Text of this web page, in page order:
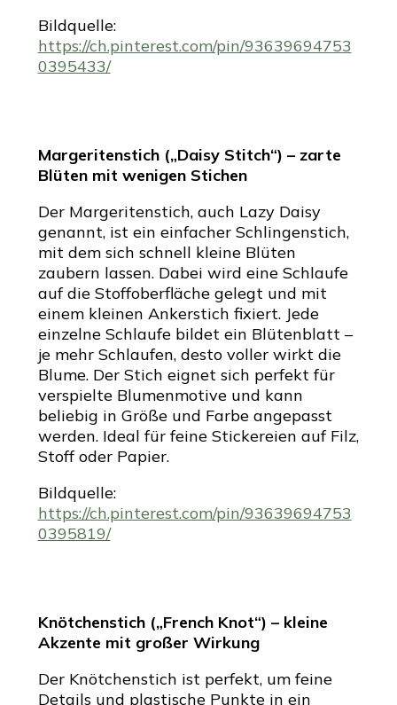
Bildquelle:
https://ch.pinterest.com/pin/93639694753
0395433/
Margeritenstich („Daisy Stitch“) – zarte
Blüten mit wenigen Stichen
Der Margeritenstich, auch Lazy Daisy
genannt, ist ein einfacher Schlingenstich,
mit dem sich schnell kleine Blüten
zaubern lassen. Dabei wird eine Schlaufe
auf die Stoffoberfläche gelegt und mit
einem kleinen Ankerstich fixiert. Jede
einzelne Schlaufe bildet ein Blütenblatt –
je mehr Schlaufen, desto voller wirkt die
Blume. Der Stich eignet sich perfekt für
verspielte Blumenmotive und kann
beliebig in Größe und Farbe angepasst
werden. Ideal für feine Stickereien auf Filz,
Stoff oder Papier.
Bildquelle:
https://ch.pinterest.com/pin/93639694753
0395819/
Knötchenstich („French Knot“) – kleine
Akzente mit großer Wirkung
Der Knötchenstich ist perfekt, um feine
Details und plastische Punkte in ein